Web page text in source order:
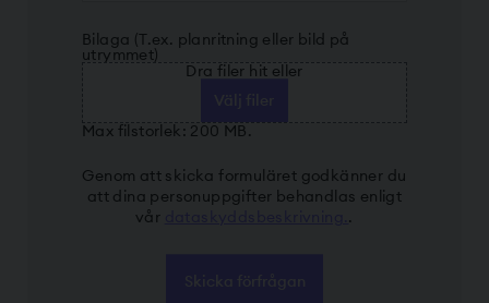
Bilaga (T.ex. planritning eller bild på
utrymmet)
Dra filer hit eller
Max filstorlek: 200 MB.
Genom att skicka formuläret godkänner du
att dina personuppgifter behandlas enligt
vår
.